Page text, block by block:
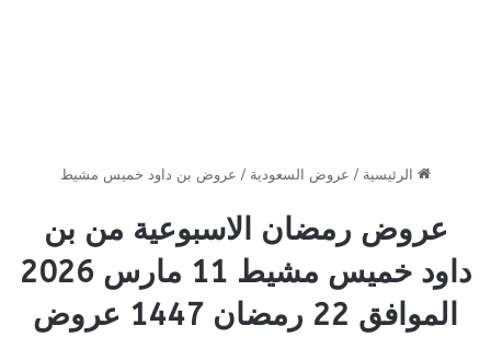
الرئيسية / عروض السعودية / عروض بن داود خميس مشيط
عروض رمضان الاسبوعية من بن
داود خميس مشيط 11 مارس 2026
الموافق 22 رمضان 1447 عروض